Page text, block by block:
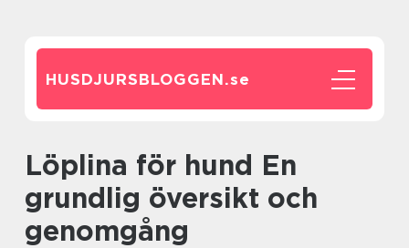
HUSDJURSBLOGGEN.se
Löplina för hund En
grundlig översikt och
genomgång